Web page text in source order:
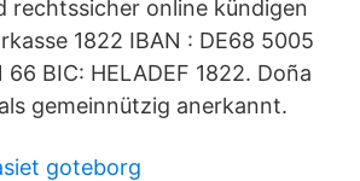
rechtssicher online kündigen
1822 IBAN : DE68 5005
BIC: HELADEF 1822. Doña
gemeinnützig anerkannt.
goteborg